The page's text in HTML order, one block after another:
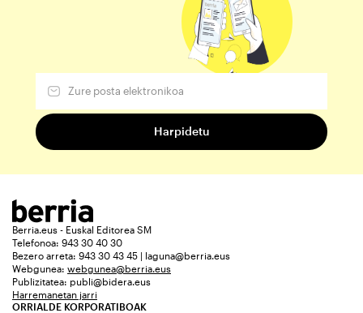
Berria.eus - Euskal Editorea SM
Telefonoa: 943 30 40 30
Bezero arreta: 943 30 43 45 | laguna@berria.eus
Webgunea: webgunea@berria.eus
Publizitatea: publi@bidera.eus
Harremanetan jarri
ORRIALDE KORPORATIBOAK